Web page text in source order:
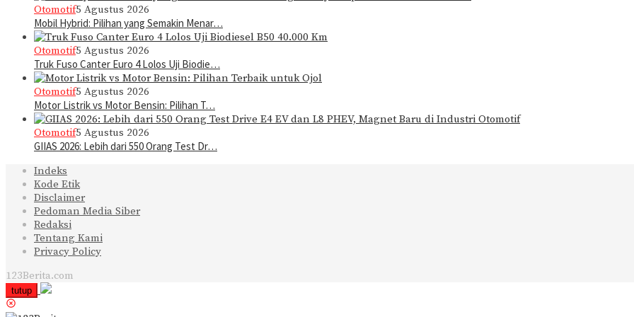
Otomotif5 Agustus 2026
Mobil Hybrid: Pilihan yang Semakin Menar…
Otomotif5 Agustus 2026
Truk Fuso Canter Euro 4 Lolos Uji Biodie…
Otomotif5 Agustus 2026
Motor Listrik vs Motor Bensin: Pilihan T…
Otomotif5 Agustus 2026
GIIAS 2026: Lebih dari 550 Orang Test Dr…
Indeks
Kode Etik
Disclaimer
Pedoman Media Siber
Redaksi
Tentang Kami
Privacy Policy
123Berita.com
tutup